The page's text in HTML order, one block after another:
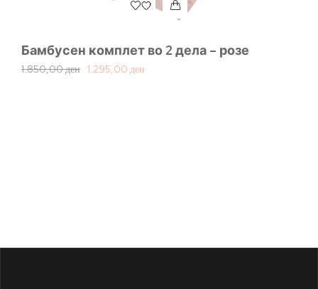
Бамбусен комплет во 2 дела – розе
1.850,00ден 1.295,00 ден